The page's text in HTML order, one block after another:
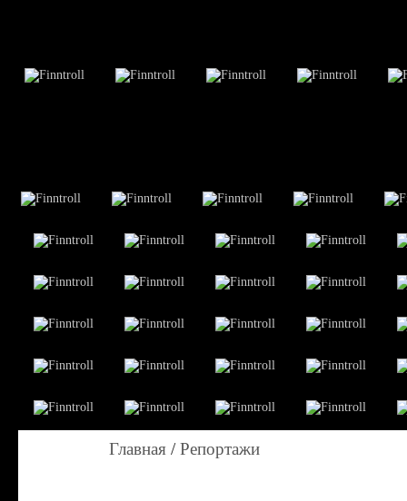
Главная /Репортажи